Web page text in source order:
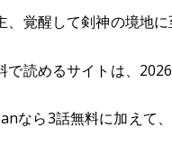
、覚醒して剣神の境地
で読めるサイトは、
なら3話無料に加えて